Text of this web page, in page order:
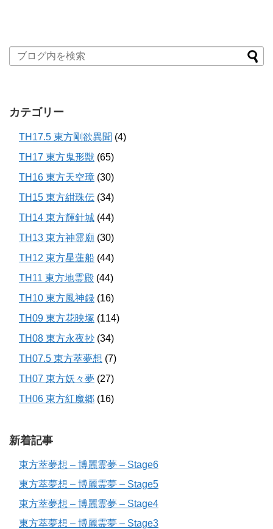
カテゴリー
TH17.5 東方剛欲異聞 (4)
TH17 東方鬼形獣 (65)
TH16 東方天空璋 (30)
TH15 東方紺珠伝 (34)
TH14 東方輝針城 (44)
TH13 東方神霊廟 (30)
TH12 東方星蓮船 (44)
TH11 東方地霊殿 (44)
TH10 東方風神録 (16)
TH09 東方花映塚 (114)
TH08 東方永夜抄 (34)
TH07.5 東方萃夢想 (7)
TH07 東方妖々夢 (27)
TH06 東方紅魔郷 (16)
新着記事
東方萃夢想 – 博麗霊夢 – Stage6
東方萃夢想 – 博麗霊夢 – Stage5
東方萃夢想 – 博麗霊夢 – Stage4
東方萃夢想 – 博麗霊夢 – Stage3